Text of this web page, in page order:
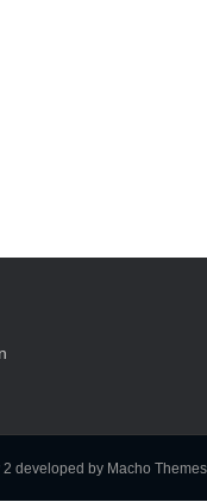
2 developed by Macho Themes